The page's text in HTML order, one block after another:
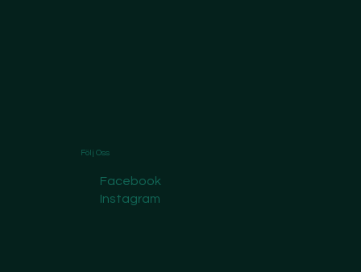
Följ Oss
Facebook
Instagram